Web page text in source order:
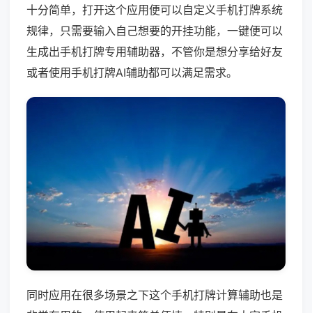
十分简单，打开这个应用便可以自定义手机打牌系统
规律，只需要输入自己想要的开挂功能，一键便可以
生成出手机打牌专用辅助器，不管你是想分享给好友
或者使用手机打牌AI辅助都可以满足需求。
同时应用在很多场景之下这个手机打牌计算辅助也是